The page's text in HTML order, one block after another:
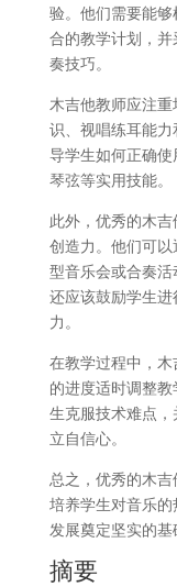
验。他们需要能
合的教学计划，
奏技巧。
木吉他教师应注
识、视唱练耳能
导学生如何正确
琴弦等实用技能。
此外，优秀的木
创造力。他们可
型音乐会或合奏
还应该鼓励学生
力。
在教学过程中，
的进度适时调整
生克服技术难点
立自信心。
总之，优秀的木
培养学生对音乐
发展奠定坚实的基
摘要